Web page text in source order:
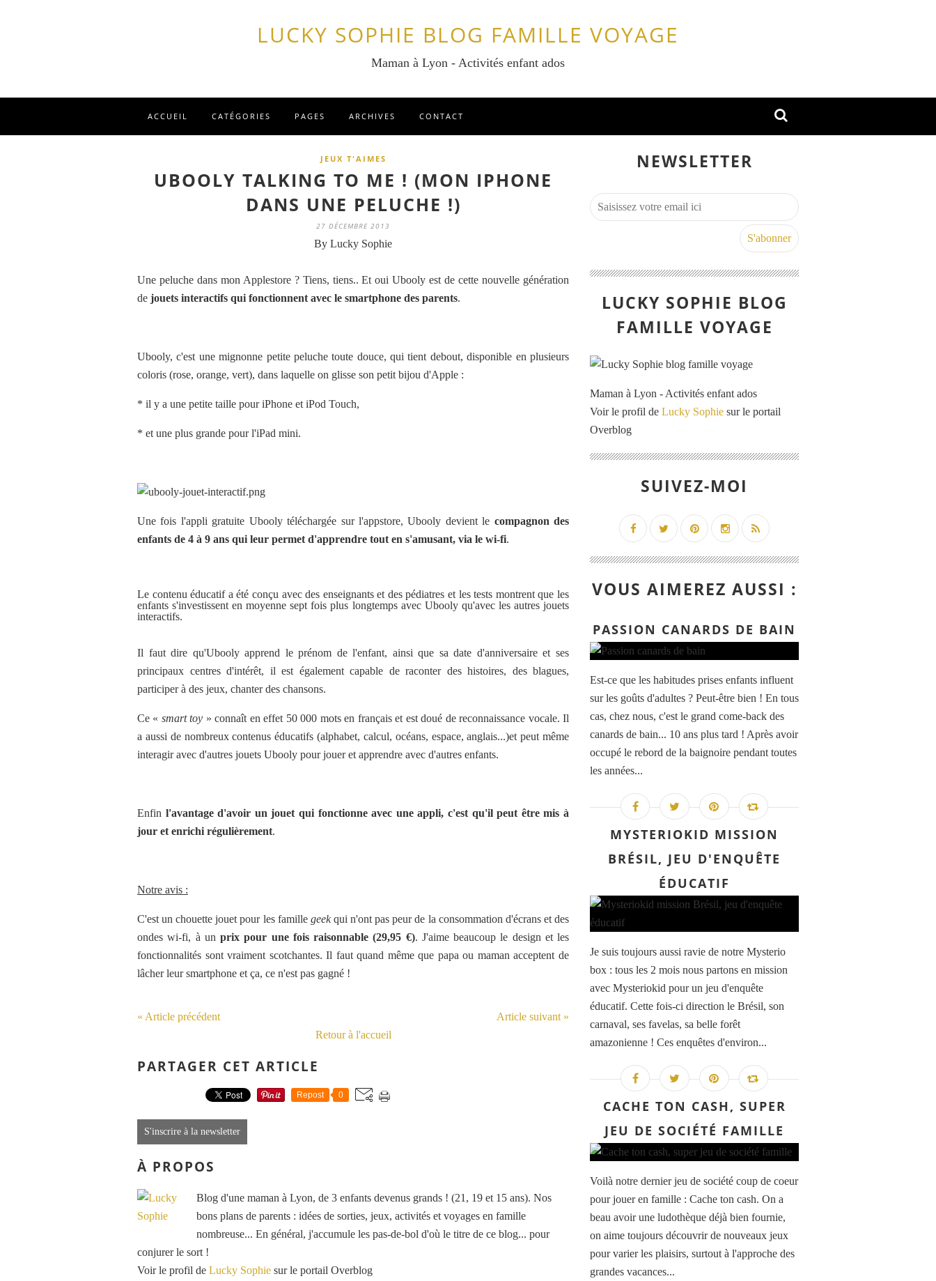
LUCKY SOPHIE BLOG FAMILLE VOYAGE
Maman à Lyon - Activités enfant ados
ACCUEIL CATÉGORIES PAGES ARCHIVES CONTACT
JEUX T'AIMES
UBOOLY TALKING TO ME ! (MON IPHONE
DANS UNE PELUCHE !)
27 DÉCEMBRE 2013
By Lucky Sophie
Une peluche dans mon Applestore ? Tiens, tiens.. Et oui Ubooly est de cette nouvelle génération
de jouets interactifs qui fonctionnent avec le smartphone des parents.
Ubooly, c'est une mignonne petite peluche toute douce, qui tient debout, disponible en plusieurs
coloris (rose, orange, vert), dans laquelle on glisse son petit bijou d'Apple :
* il y a une petite taille pour iPhone et iPod Touch,
* et une plus grande pour l'iPad mini.
Une fois l'appli gratuite Ubooly téléchargée sur l'appstore, Ubooly devient le compagnon des
enfants de 4 à 9 ans qui leur permet d'apprendre tout en s'amusant, via le wi-fi.
Le contenu éducatif a été conçu avec des enseignants et des pédiatres et les tests montrent que les
enfants s'investissent en moyenne sept fois plus longtemps avec Uboolyqu'avec les autres jouets
interactifs.
Il faut dire qu'Ubooly apprend le prénom de l'enfant, ainsi que sa date d'anniversaire et ses
principaux centres d'intérêt, il est également capable de raconter des histoires, des blagues,
participer à des jeux, chanter des chansons.
Ce « smart toy » connaît en effet 50 000 mots en français et est doué de reconnaissance vocale. Il
a aussi de nombreux contenus éducatifs (alphabet, calcul, océans, espace, anglais...)et peut même
interagir avec d'autres jouets Ubooly pour jouer et apprendre avec d'autres enfants.
Enfin l'avantage d'avoir un jouet qui fonctionne avec une appli, c'est qu'il peut être mis à
jour et enrichi régulièrement.
Notre avis :
C'est un chouette jouet pour les famille geekqui n'ont pas peur de la consommation d'écrans et des
ondes wi-fi, à un prix pour une fois raisonnable (29,95 €). J'aime beaucoup le design et les
fonctionnalités sont vraiment scotchantes. Il faut quand même que papa ou maman acceptent de
lâcher leur smartphone et ça, ce n'est pas gagné !
« Article précédent
Article suivant »
Retour à l'accueil
PARTAGER CET ARTICLE
Repost 0
S'inscrire à la newsletter
À PROPOS
Blog d'une maman à Lyon, de 3 enfants devenus grands ! (21, 19 et 15 ans). Nos
bons plans de parents : idées de sorties, jeux, activités et voyages en famille
nombreuse... En général, j'accumule les pas-de-bol d'où le titre de ce blog... pour
conjurer le sort !
Voir le profil de Lucky Sophie sur le portail Overblog
NEWSLETTER
LUCKY SOPHIE BLOG
FAMILLE VOYAGE
Maman à Lyon - Activités enfant ados
Voir le profil de Lucky Sophie sur le portail
Overblog
SUIVEZ-MOI
VOUS AIMEREZ AUSSI :
PASSION CANARDS DE BAIN
Est-ce que les habitudes prises enfants influent
sur les goûts d'adultes ? Peut-être bien ! En tous
cas, chez nous, c'est le grand come-back des
canards de bain... 10 ans plus tard ! Après avoir
occupé le rebord de la baignoire pendant toutes
les années...
MYSTERIOKID MISSION
BRÉSIL, JEU D'ENQUÊTE
ÉDUCATIF
Je suis toujours aussi ravie de notre Mysterio
box : tous les 2 mois nous partons en mission
avec Mysteriokid pour un jeu d'enquête
éducatif. Cette fois-ci direction le Brésil, son
carnaval, ses favelas, sa belle forêt
amazonienne ! Ces enquêtes d'environ...
CACHE TON CASH, SUPER
JEU DE SOCIÉTÉ FAMILLE
Voilà notre dernier jeu de société coup de coeur
pour jouer en famille : Cache ton cash. On a
beau avoir une ludothèque déjà bien fournie,
on aime toujours découvrir de nouveaux jeux
pour varier les plaisirs, surtout à l'approche des
grandes vacances...